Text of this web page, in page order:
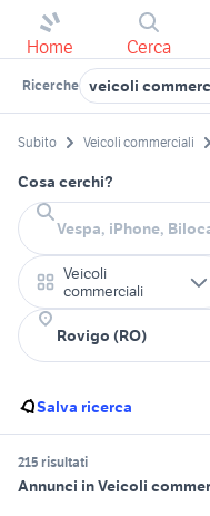
Home Cerca
Ricerche veicoli
Subito Veicoli commerciali
Cosa cerchi?
Veicoli
commerciali
Salva ricerca
215 risultati
Annunci in Veicoli